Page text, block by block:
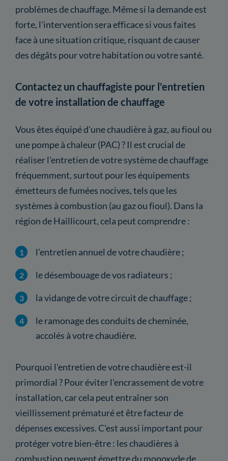
problèmes de chauffage. Même si la demande est
forte, l'intervention sera efficace si vous faites
face à une situation critique, risquant de causer
des dégâts pour votre habitation ou votre santé.
Contactez un chauffagiste pour l'entretien
de votre installation de chauffage
Vous êtes équipé d'une chaudière à gaz, au fioul ou
une pompe à chaleur (PAC) ? Il est crucial de
réaliser l'entretien de votre système de chauffage
fréquemment, surtout pour les équipements
émetteurs de fumées nocives, tels que les
systèmes à combustion (au gaz ou fioul). Dans la
région de Haillicourt, cela peut comprendre :
l'entretien annuel de votre chaudière ;
le désembouage de vos radiateurs ;
la vidange de votre circuit de chauffage ;
le ramonage des conduits de cheminée,
accolés à votre chaudière.
Pourquoi l'entretien de votre chaudière est-il
primordial ? Pour éviter l'encrassement de votre
installation, car cela peut entraîner son
vieillissement prématuré et être facteur de
dépenses excessives. C'est aussi important pour
protéger votre bien-être : les chaudières à
combustion peuvent émettre du monoxyde de